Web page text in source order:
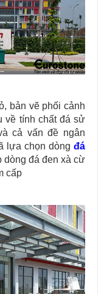
bản vẽ phối cảnh
về tính chất đá sử
cả vấn đề ngân
lựa chọn dòng đá
dòng đá đen xà cừ
cấp